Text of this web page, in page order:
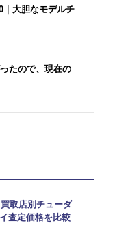
｜大胆なモデルチ
たので、現在の
取店別チューダ
査定価格を比較